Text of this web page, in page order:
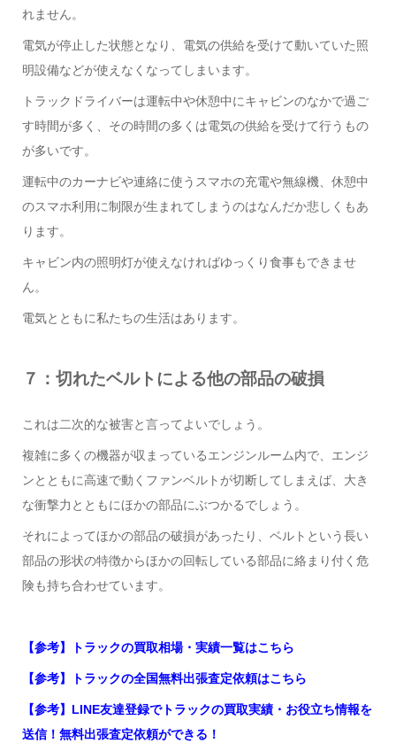
れません。
電気が停止した状態となり、電気の供給を受けて動いていた照
明設備などが使えなくなってしまいます。
トラックドライバーは運転中や休憩中にキャビンのなかで過ご
す時間が多く、その時間の多くは電気の供給を受けて行うもの
が多いです。
運転中のカーナビや連絡に使うスマホの充電や無線機、休憩中
のスマホ利用に制限が生まれてしまうのはなんだか悲しくもあ
ります。
キャビン内の照明灯が使えなければゆっくり食事もできませ
ん。
電気とともに私たちの生活はあります。
７：切れたベルトによる他の部品の破損
これは二次的な被害と言ってよいでしょう。
複雑に多くの機器が収まっているエンジンルーム内で、エンジ
ンとともに高速で動くファンベルトが切断してしまえば、大き
な衝撃力とともにほかの部品にぶつかるでしょう。
それによってほかの部品の破損があったり、ベルトという長い
部品の形状の特徴からほかの回転している部品に絡まり付く危
険も持ち合わせています。
【参考】トラックの買取相場・実績一覧はこちら
【参考】トラックの全国無料出張査定依頼はこちら
【参考】LINE友達登録でトラックの買取実績・お役立ち情報を
送信！無料出張査定依頼ができる！